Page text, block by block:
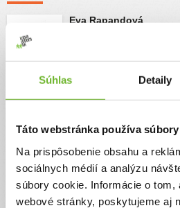
Súhlas Detaily
Táto webstránka používa
Na prispôsobenie obsahu a
sociálnych médií a analýzu
súbory cookie. Informácie o tom,
webové stránky, poskytujeme aj
Eva Rapandová
Príbeh
Meningitída nám zmenila život
pokračovať v boji
Miroslava, otca rodiny, pred rokom
Rodine sa život obrátil hore nohami. Ešte
a pomaly sa vracia späť do života — len
vôli a ľuďom, ktorí im podali pomocnú